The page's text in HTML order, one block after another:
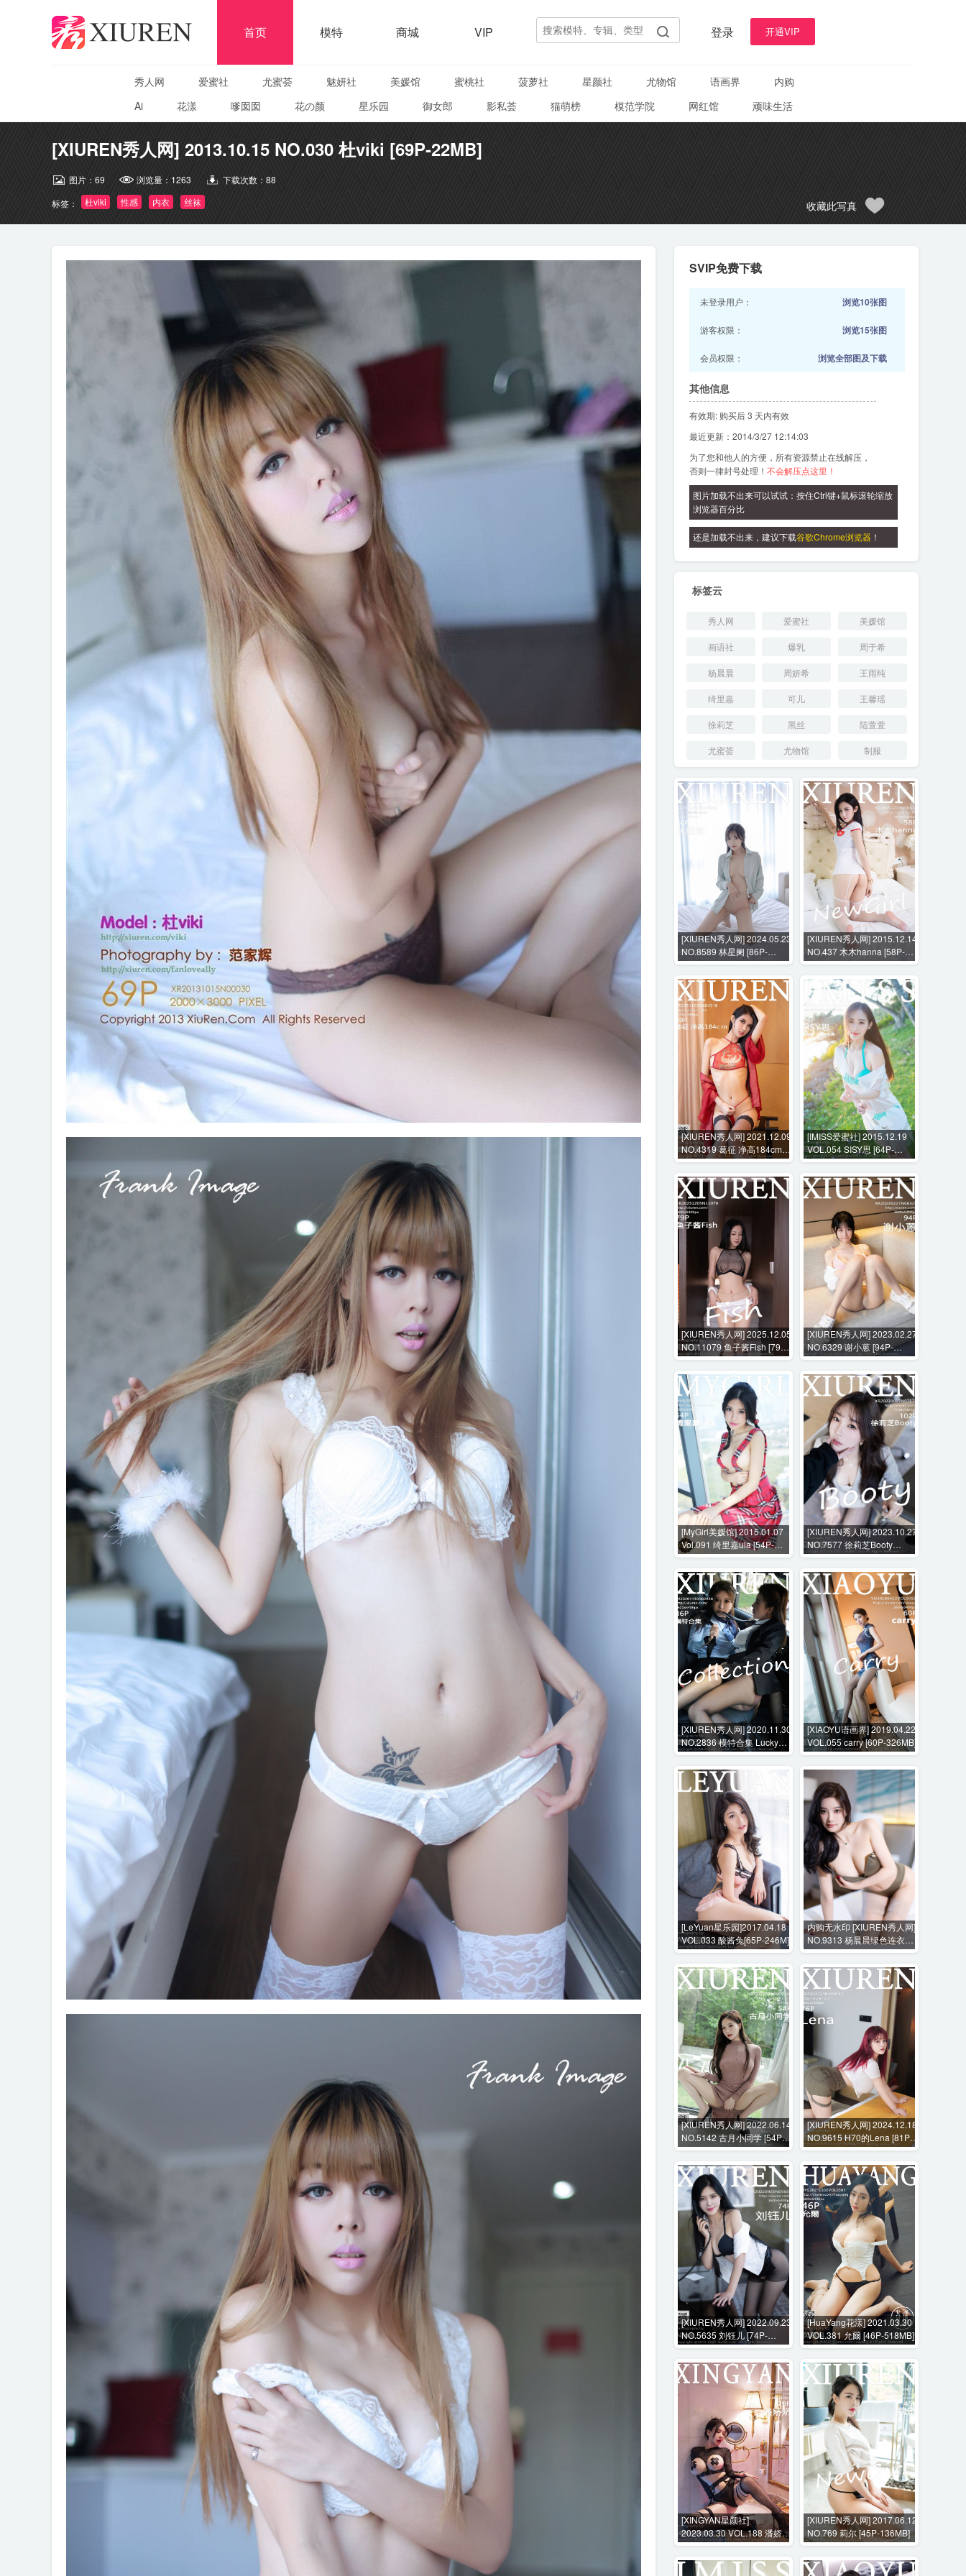
首页 模特 商城 VIP 登录 开通VIP
秀人网 爱蜜社 尤蜜荟 魅妍社 美媛馆 蜜桃社 菠萝社 星颜社 尤物馆 语画界
内购
Ai
花漾 嗲囡囡 花の颜 星乐园 御女郎 影私荟 猫萌榜 模范学院 网红馆 顽味生活
[XIUREN秀人网] 2013.10.15 NO.030 杜viki [69P-22MB]
图片： 69 浏览量： 1263 下载次数： 88
标签：
杜viki 性感 内衣 丝袜 收藏此写真
SVIP免费下载
未登录用户： 浏览10张图
游客权限： 浏览15张图
会员权限： 浏览全部图及下载
其他信息
有效期: 购买后 3 天内有效
最近更新：2014/3/27 12:14:03
为了您和他人的方便，所有资源禁止在线解压，
否则一律封号处理！ 不会解压点这里！
图片加载不出来可以试试：按住Ctrl键+鼠标滚轮缩放
浏览器百分比
还是加载不出来，建议下载谷歌Chrome浏览器 ！
标签云
秀人网 爱蜜社 美媛馆
画语社 爆乳 周于希
杨晨晨 周妍希 王雨纯
绮里嘉 可儿 王馨瑶
徐莉芝 黑丝 陆萱萱
尤蜜荟 尤物馆 制服
[XIUREN秀人网] 2024.05.23
NO.8589 林星阑 [86P-
583MB]
[XIUREN秀人网] 2015.12.14
NO.437 木木hanna [58P-
159MB]
[XIUREN秀人网] 2021.12.09
NO.4319 葛征 净高184cm
[49P-442MB]
[IMISS爱蜜社] 2015.12.19
VOL.054 SISY思 [64P-
285MB]
[XIUREN秀人网] 2025.12.05
NO.11079 鱼子酱Fish [79P-
847MB]
[XIUREN秀人网] 2023.02.27
NO.6329 谢小蒽 [94P-
898MB]
[MyGirl美媛馆] 2015.01.07
Vol.091 绮里嘉ula [54P-
240MB]
[XIUREN秀人网] 2023.10.27
NO.7577 徐莉芝Booty
[102P-832MB]
[XIUREN秀人网] 2020.11.30
NO.2836 模特合集 Lucky沈
欢欣 [86P-760MB]
[XIAOYU语画界] 2019.04.22
VOL.055 carry [60P-326MB]
[LeYuan星乐园]2017.04.18
VOL.033 酸酱兔[65P-246M]
内购无水印 [XIUREN秀人网]
NO.9313 杨晨晨绿色连衣裙
+花絮视频 [102P+1V-
1202MB]
[XIUREN秀人网] 2022.06.14
NO.5142 古月小同学 [54P-
556MB]
[XIUREN秀人网] 2024.12.18
NO.9615 H70的Lena [81P-
693MB]
[XIUREN秀人网] 2022.09.23
NO.5635 刘钰儿 [74P-
604MB]
[HuaYang花漾] 2021.03.30
VOL.381 允爾 [46P-518MB]
[XINGYAN星颜社]
2023.03.30 VOL.188 潘娇娇
[79P-813MB]
[XIUREN秀人网] 2017.06.12
NO.769 莉尔 [45P-136MB]